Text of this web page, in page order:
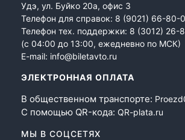
Удэ, ул. Буйко 20а, офис 3
Телефон для справок: 8 (9021) 66-80-
Телефон тех. поддержки: 8 (3012) 26-
(с 04:00 до 13:00, ежедневно по МСК)
E-mail: info@biletavto.ru
ЭЛЕКТРОННАЯ ОПЛАТА
В общественном транспорте:
С помощью QR-кода: QR-plata.ru
МЫ В СОЦСЕТЯХ